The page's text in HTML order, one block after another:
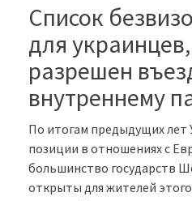
Список
для
разрешен
внутреннему
По итогам предыдущих лет
позиции в отношениях с
большинство государств
открыты для жителей